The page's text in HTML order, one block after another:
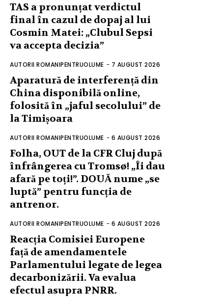
TAS a pronunțat verdictul
final în cazul de dopaj al lui
Cosmin Matei: „Clubul Sepsi
va accepta decizia”
AUTORII ROMANIPENTRUOLUME - 7 AUGUST 2026
Aparatură de interferență din
China disponibilă online,
folosită în „jaful secolului” de
la Timișoara
AUTORII ROMANIPENTRUOLUME - 6 AUGUST 2026
Folha, OUT de la CFR Cluj după
înfrângerea cu Tromsø! „Îi dau
afară pe toți!”. DOUĂ nume „se
luptă” pentru funcția de
antrenor.
AUTORII ROMANIPENTRUOLUME - 6 AUGUST 2026
Reacția Comisiei Europene
față de amendamentele
Parlamentului legate de legea
decarbonizării. Va evalua
efectul asupra PNRR.